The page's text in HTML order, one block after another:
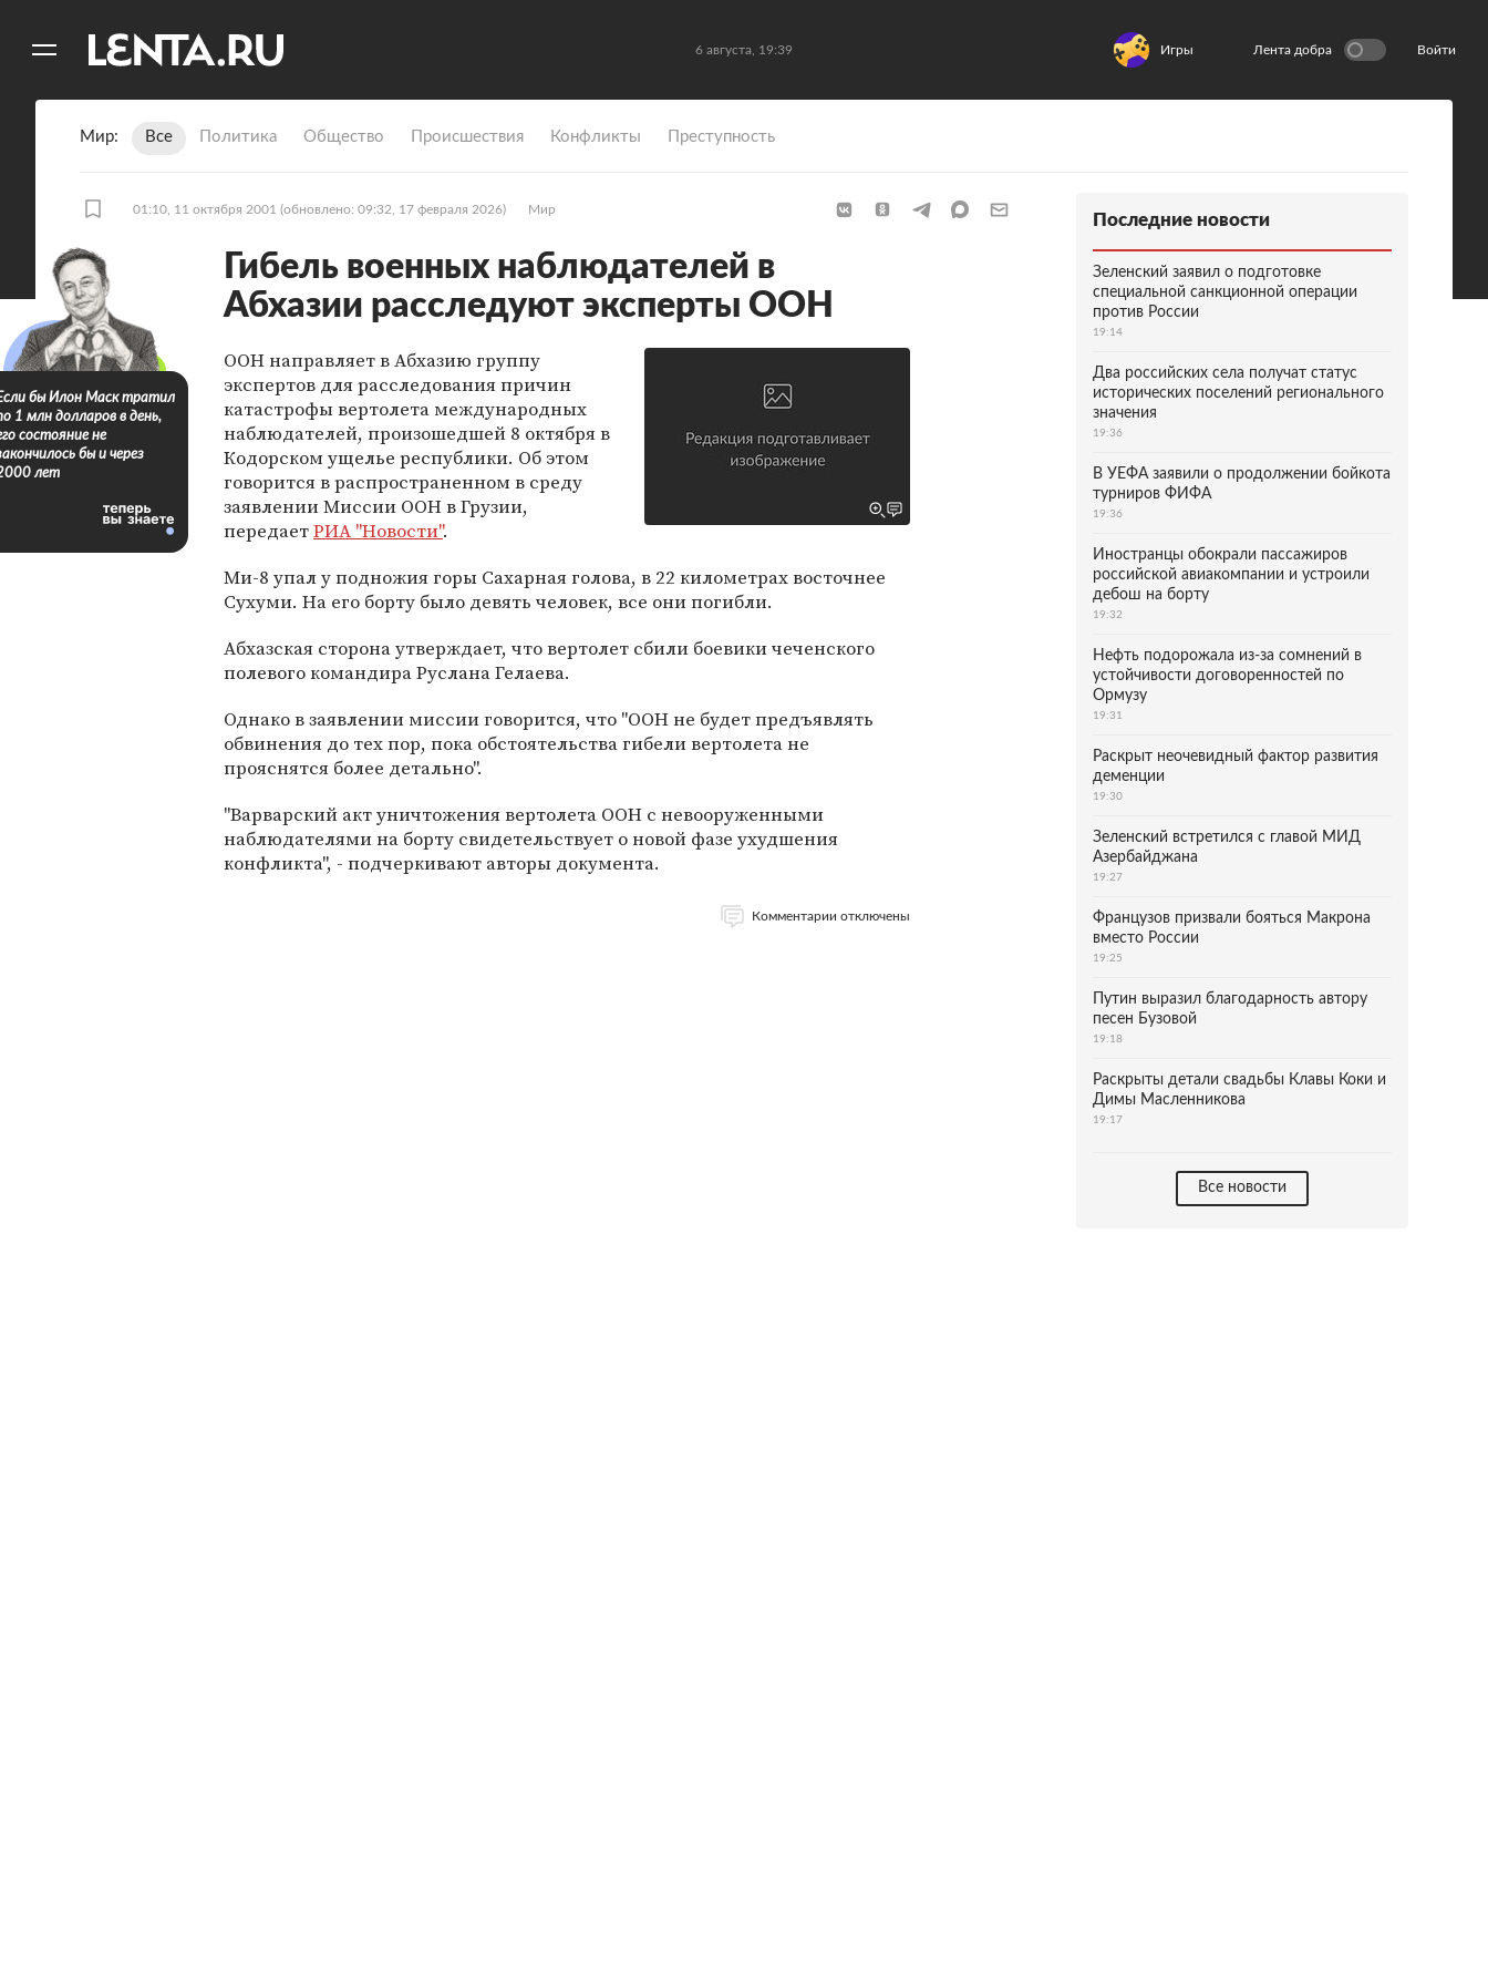
6 августа, 19:39 Игры Лента добра Войти
Мир Все Политика Общество Происшествия Конфликты Преступность
01:10, 11 октября 2001 (обновлено: 09:32, 17 февраля 2026) Мир
Гибель военных наблюдателей в
Абхазии расследуют эксперты ООН
ООН направляет в Абхазию группу
экспертов для расследования причин
катастрофы вертолета международных
наблюдателей, произошедшей 8 октября в
Кодорском ущелье республики. Об этом
говорится в распространенном в среду
заявлении Миссии ООН в Грузии,
передаетРИА "Новости".
Ми-8 упал у подножия горы Сахарная голова, в 22 километрах восточнее
Сухуми. На его борту было девять человек, все они погибли.
Абхазская сторона утверждает, что вертолет сбили боевики чеченского
полевого командира Руслана Гелаева.
Однако в заявлении миссии говорится, что "ООН не будет предъявлять
обвинения до тех пор, пока обстоятельства гибели вертолета не
прояснятся более детально".
"Варварский акт уничтожения вертолета ООН с невооруженными
наблюдателями на борту свидетельствует о новой фазе ухудшения
конфликта", - подчеркивают авторы документа.
Комментарии отключены
бы Илон Маск тратил
1 млн долларов в день,
состояние не
бы и через
лет
Последние новости
Зеленский заявил о подготовке
специальной санкционной операции
против России
19:14
Два российских села получат статус
исторических поселений регионального
значения
19:36
В УЕФА заявили о продолжении бойкота
турниров ФИФА
19:36
Иностранцы обокрали пассажиров
российской авиакомпании и устроили
дебош на борту
19:32
Нефть подорожала из-за сомнений в
устойчивости договоренностей по
Ормузу
19:31
Раскрыт неочевидный фактор развития
деменции
19:30
Зеленский встретился с главой МИД
Азербайджана
19:27
Французов призвали бояться Макрона
вместо России
19:25
Путин выразил благодарность автору
песен Бузовой
19:18
Раскрыты детали свадьбы Клавы Коки и
Димы Масленникова
19:17
Все новости